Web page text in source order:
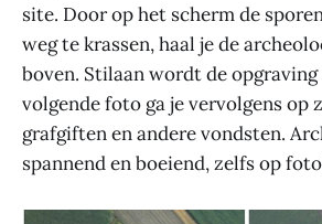
site. Door op het scherm de
weg te krassen, haal je de
boven. Stilaan wordt de
volgende foto ga je vervolgens op
grafgiften en andere vondsten.
spannend en boeiend, zelfs op